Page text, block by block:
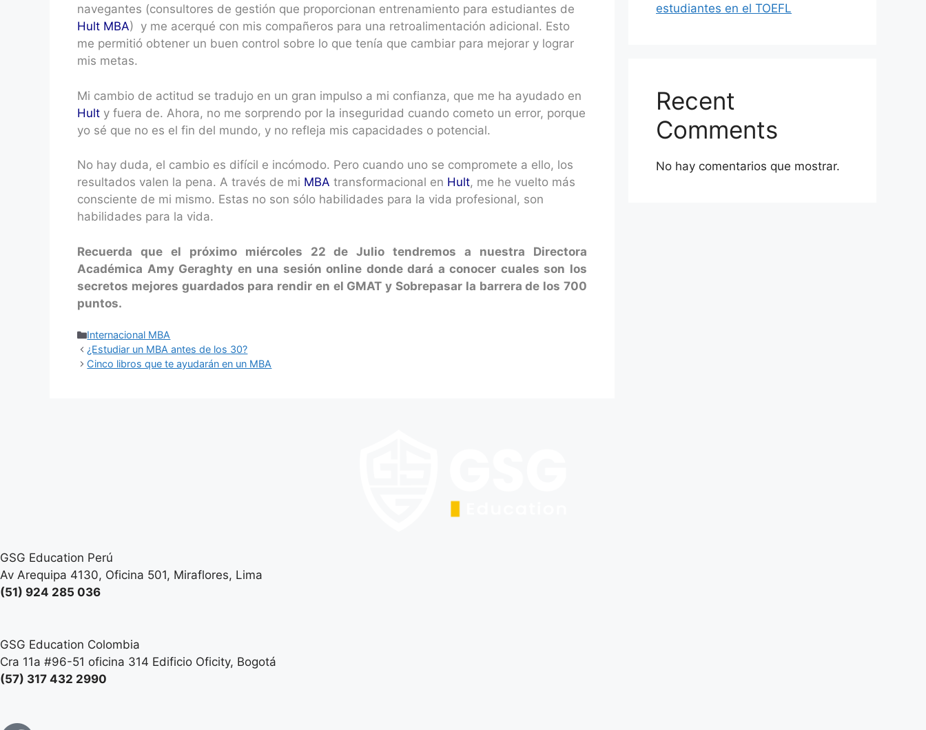
navegantes (consultores de gestión que proporcionan entrenamiento para estudiantes de
Hult MBA) y me acerqué con mis compañeros para una retroalimentación adicional. Esto
me permitió obtener un buen control sobre lo que tenía que cambiar para mejorar y lograr
mis metas.
Mi cambio de actitud se tradujo en un gran impulso a mi confianza, que me ha ayudado en
Hult y fuera de. Ahora, no me sorprendo por la inseguridad cuando cometo un error, porque
yo sé que no es el fin del mundo, y no refleja mis capacidades o potencial.
No hay duda, el cambio es difícil e incómodo. Pero cuando uno se compromete a ello, los
resultados valen la pena. A través de mi MBA transformacional en Hult, me he vuelto más
consciente de mi mismo. Estas no son sólo habilidades para la vida profesional, son
habilidades para la vida.
Recuerda que el próximo miércoles 22 de Julio tendremos a nuestra Directora
Académica Amy Geraghty en una sesión online donde dará a conocer cuales son los
secretos mejores guardados para rendir en el GMAT y Sobrepasar la barrera de los 700
puntos.
Internacional MBA
¿Estudiar un MBA antes de los 30?
Cinco libros que te ayudarán en un MBA
estudiantes en el TOEFL
Recent
Comments
No hay comentarios que mostrar.
GSG Education Perú
Av Arequipa 4130, Oficina 501, Miraflores, Lima
(51) 924 285 036
GSG Education Colombia
Cra 11a #96-51 oficina 314 Edificio Oficity, Bogotá
(57) 317 432 2990